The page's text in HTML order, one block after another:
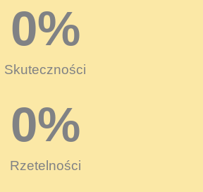
Skuteczności
0%
Rzetelności
0%